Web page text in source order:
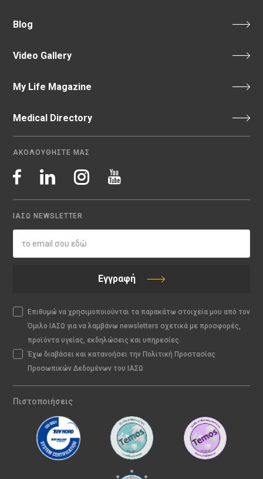
Blog
Video Gallery
My Life Magazine
Medical Directory
ΑΚΟΛΟΥΘΗΣΤΕ ΜΑΣ
ΙΑΣΩ NEWSLETTER
Εγγραφή
Επιθυμώ να χρησιμοποιούνται τα παρακάτω στοιχεία μου από τον
Όμιλο ΙΑΣΩ για να λαμβάνω newsletters σχετικά με προσφορές,
προϊόντα υγείας, εκδηλώσεις και υπηρεσίες.
Έχω διαβάσει και κατανοήσει την Πολιτική Προστασίας
Προσωπικών Δεδομένων του ΙΑΣΩ
Πιστοποιήσεις